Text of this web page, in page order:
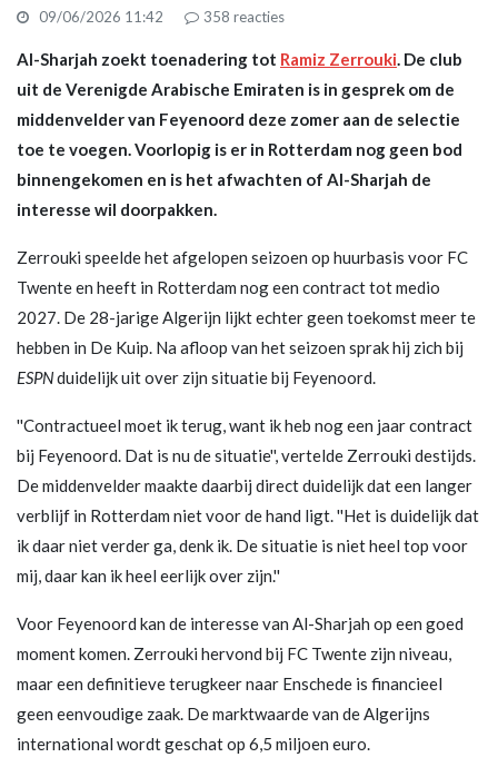
09/06/2026 11:42 358 reacties
Al-Sharjah zoekt toenadering tot Ramiz Zerrouki. De club
uit de Verenigde Arabische Emiraten is in gesprek om de
middenvelder van Feyenoord deze zomer aan de selectie
toe te voegen. Voorlopig is er in Rotterdam nog geen bod
binnengekomen en is het afwachten of Al-Sharjah de
interesse wil doorpakken.
Zerrouki speelde het afgelopen seizoen op huurbasis voor FC
Twente en heeft in Rotterdam nog een contract tot medio
2027. De 28-jarige Algerijn lijkt echter geen toekomst meer te
hebben in De Kuip. Na afloop van het seizoen sprak hij zich bij
ESPNduidelijk uit over zijn situatie bij Feyenoord.
''Contractueel moet ik terug, want ik heb nog een jaar contract
bij Feyenoord. Dat is nu de situatie'', vertelde Zerrouki destijds.
De middenvelder maakte daarbij direct duidelijk dat een langer
verblijf in Rotterdam niet voor de hand ligt. ''Het is duidelijk dat
ik daar niet verder ga, denk ik. De situatie is niet heel top voor
mij, daar kan ik heel eerlijk over zijn.''
Voor Feyenoord kan de interesse van Al-Sharjah op een goed
moment komen. Zerrouki hervond bij FC Twente zijn niveau,
maar een definitieve terugkeer naar Enschede is financieel
geen eenvoudige zaak. De marktwaarde van de Algerijns
international wordt geschat op 6,5 miljoen euro.